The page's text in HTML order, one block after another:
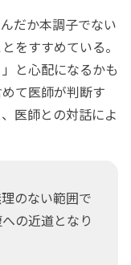
だか本調子でない
をすすめている。
と心配になるかも
て医師が判断す
医師との対話によ
のない範囲で
の近道となり